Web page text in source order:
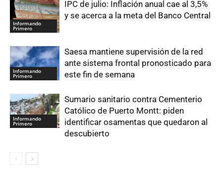
Informando
Primero
IPC de julio: Inflación anual cae al 3,5%
y se acerca a la meta del Banco Central
Informando
Primero
Saesa mantiene supervisión de la red
ante sistema frontal pronosticado para
este fin de semana
Informando
Primero
Sumario sanitario contra Cementerio
Católico de Puerto Montt: piden
identificar osamentas que quedaron al
descubierto